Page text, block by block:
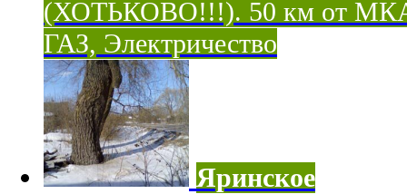
(ХОТЬКОВО!!!). 50 км от
ГАЗ, Электричество
Яринское